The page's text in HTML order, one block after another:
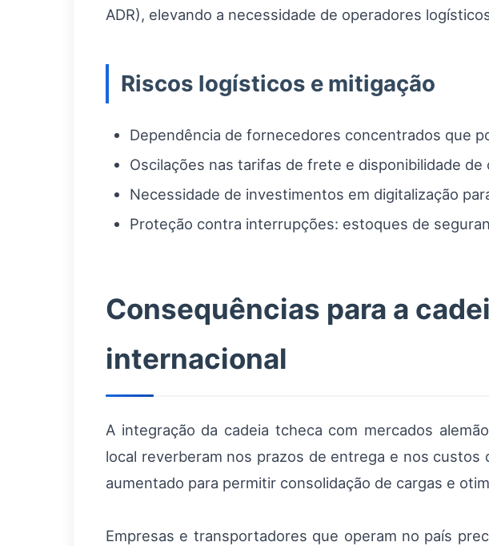
ADR), elevando a necessidade de operadores
Riscos logísticos e mitigação
Dependência de fornecedores concentrados que
Oscilações nas tarifas de frete e disponibilidade
Necessidade de investimentos em digitalização
Proteção contra interrupções: estoques de
Consequências para a
internacional
A integração da cadeia tcheca com mercados
local reverberam nos prazos de entrega e nos
aumentado para permitir consolidação de cargas e
Empresas e transportadores que operam no país